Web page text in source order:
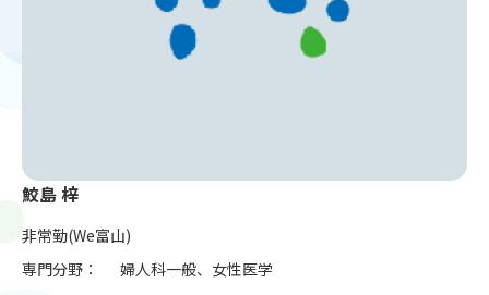
鮫島 梓
非常勤(We富山)
専門分野：
婦人科一般、女性医学